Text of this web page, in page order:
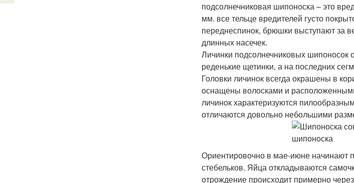
подсолнечниковая шипоноска – это
мм. все тельце вредителей густо
переднеспинок, брюшки выступают за
длинных насечек.
Личинки подсолнечниковых шипоносок
реденькие щетинки, а на последних
Головки личинок всегда окрашены в
оснащены волосками и
личинок характеризуются
отличаются довольно небольшими
Ориентировочно в мае-июне начинают
стебельков. Яйца откладываются
отрождение происходит примерно